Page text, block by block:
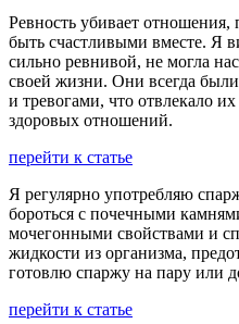
Ревность убивает
быть счастливыми вместе. Я
сильно ревнивой, не могла
своей жизни. Они всегда
и тревогами, что отвлекало
здоровых отношений.
перейти к статье
Я регулярно употребляю
бороться с почечными
мочегонными свойствами и
жидкости из организма,
готовлю спаржу на пару или
перейти к статье